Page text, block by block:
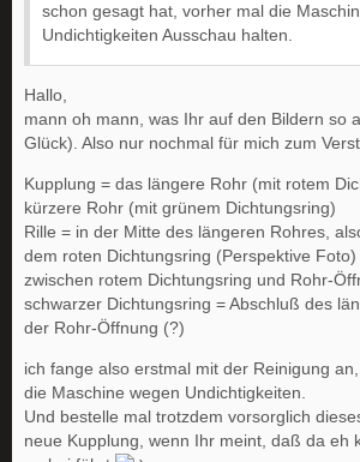
schon gesagt hat, vorher mal die
Undichtigkeiten Ausschau halten.
Hallo,
mann oh mann, was Ihr auf den Bildern so
Glück). Also nur nochmal für mich zum
Kupplung = das längere Rohr (mit rotem
kürzere Rohr (mit grünem Dichtungsring)
Rille = in der Mitte des längeren Rohres,
dem roten Dichtungsring (Perspektive
zwischen rotem Dichtungsring und Rohr-
schwarzer Dichtungsring = Abschluß des
der Rohr-Öffnung (?)
ich fange also erstmal mit der Reinigung
die Maschine wegen Undichtigkeiten.
Und bestelle mal trotzdem vorsorglich
neue Kupplung, wenn Ihr meint, daß da eh